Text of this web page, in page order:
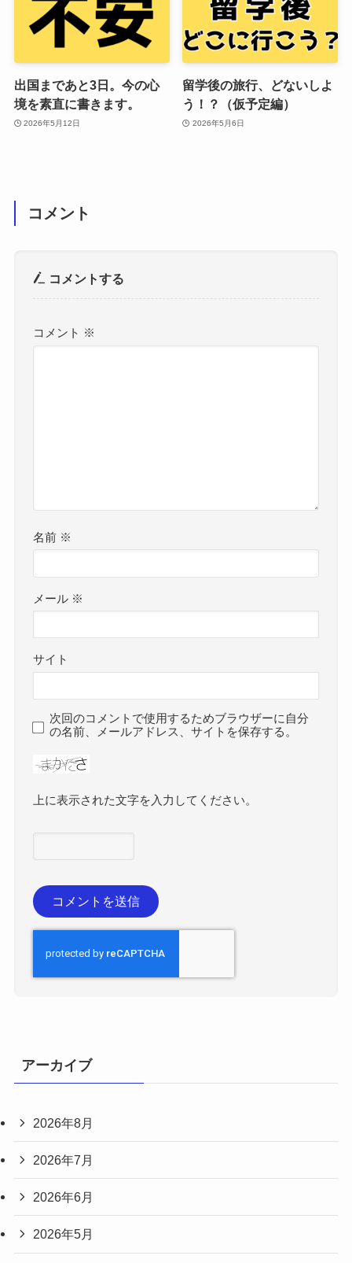
出国まであと3日。今の心
境を素直に書きます。
2026年5月12日
留学後の旅行、どないしよ
う！？（仮予定編）
2026年5月6日
コメント
コメントする
コメント ※
名前 ※
メール ※
サイト
次回のコメントで使用するためブラウザーに自分
の名前、メールアドレス、サイトを保存する。
上に表示された文字を入力してください。
アーカイブ
2026年8月
2026年7月
2026年6月
2026年5月